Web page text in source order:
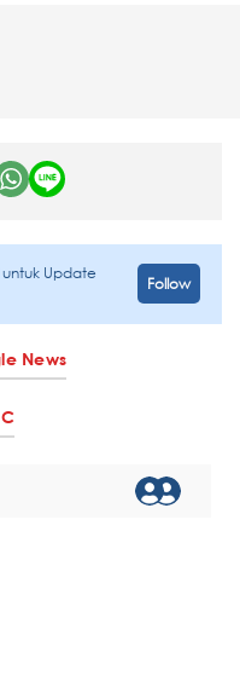
untuk Update
Follow
News